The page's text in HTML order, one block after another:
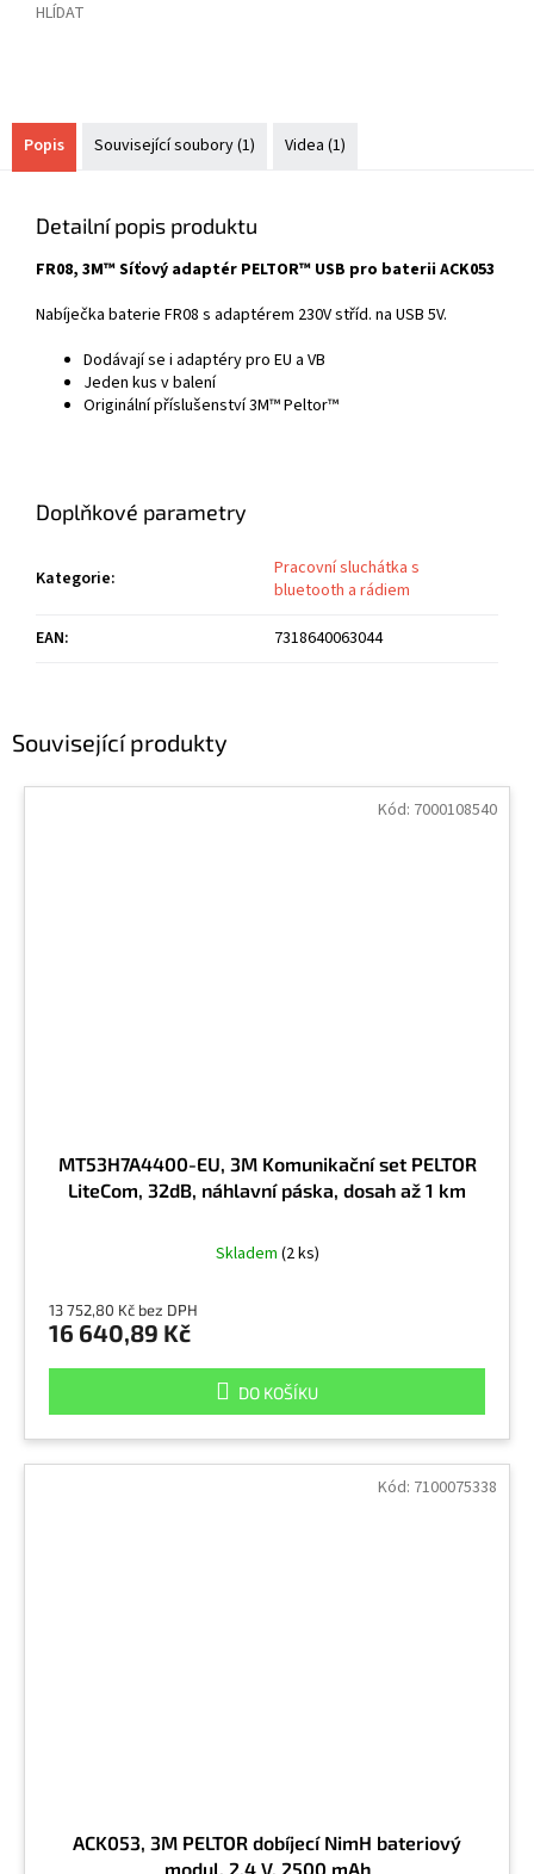
HLÍDAT
Související produkty
MT53H7A4400-EU, 3M Komunikační set PELTOR
LiteCom, 32dB, náhlavní páska, dosah až 1 km
Skladem (2 ks)
13 752,80 Kč bez DPH
16 640,89 Kč
DO KOŠÍKU
Kód: 7000108540
ACK053, 3M PELTOR dobíjecí NimH bateriový
modul, 2,4 V, 2500 mAh
Kód: 7100075338
Popis Související soubory (1) Videa (1)
Detailní popis produktu
FR08, 3M™ Síťový adaptér PELTOR™ USB pro baterii ACK053
Nabíječka baterie FR08 s adaptérem 230V stříd. na USB 5V.
Dodávají se i adaptéry pro EU a VB
Jeden kus v balení
Originální příslušenství 3M™ Peltor™
Doplňkové parametry
Kategorie:
Pracovní sluchátka s
bluetooth a rádiem
EAN: 7318640063044